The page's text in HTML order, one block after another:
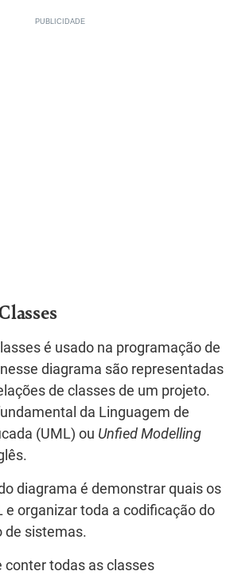
é usado na programação de
diagrama são representadas
de classes de um projeto.
da Linguagem de
(UML) ou Unfied Modelling
diagrama é demonstrar quais os
e organizar toda a codificação do
de sistemas.
conter todas as classes